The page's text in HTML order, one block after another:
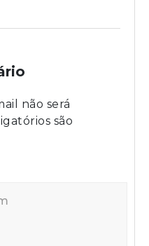
não será
são